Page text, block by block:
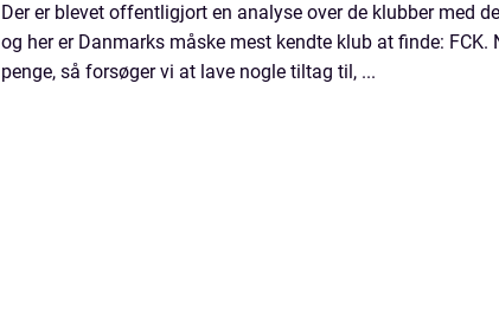
Der er blevet offentligjort en analyse over de klubber med
og her er Danmarks måske mest kendte klub at finde: FCK.
penge, så forsøger vi at lave nogle tiltag til, ...